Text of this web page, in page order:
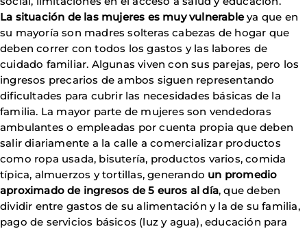
La situación de las mujeres es muy vulnerableya que en
su mayoría son madres solteras cabezas de hogar que
deben correr con todos los gastos y las labores de
cuidado familiar. Algunas viven con sus parejas, pero los
ingresos precarios de ambos siguen representando
dificultades para cubrir las necesidades básicas de la
familia. La mayor parte de mujeres son vendedoras
ambulantes o empleadas por cuenta propia que deben
salir diariamente a la calle a comercializar productos
como ropa usada, bisutería, productos varios, comida
típica, almuerzos y tortillas, generando un promedio
aproximado de ingresos de 5 euros al día, que deben
dividir entre gastos de su alimentación y la de su familia,
pago de servicios básicos (luz y agua), educación para